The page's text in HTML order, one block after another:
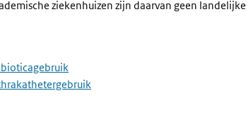
ziekenhuizen zijn daarvan geen landelijke